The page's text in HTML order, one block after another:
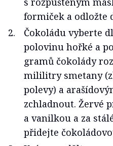
formiček a odložte
Čokoládu vyberte
polovinu hořké a
gramů čokolády
mililitry smetany
polevy) a
zchladnout. Žervé
a vanilkou a za
přidejte